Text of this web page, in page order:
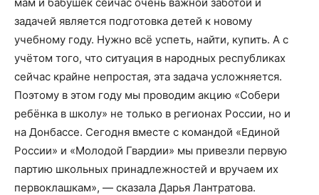
задачей является подготовка детей к новому
учебному году. Нужно всё успеть, найти, купить. А с
учётом того, что ситуация в народных республиках
сейчас крайне непростая, эта задача усложняется.
Поэтому в этом году мы проводим акцию «Собери
ребёнка в школу» не только в регионах России, но и
на Донбассе. Сегодня вместе с командой «Единой
России» и «Молодой Гвардии» мы привезли первую
партию школьных принадлежностей и вручаем их
первоклашкам», — сказала Дарья Лантратова.